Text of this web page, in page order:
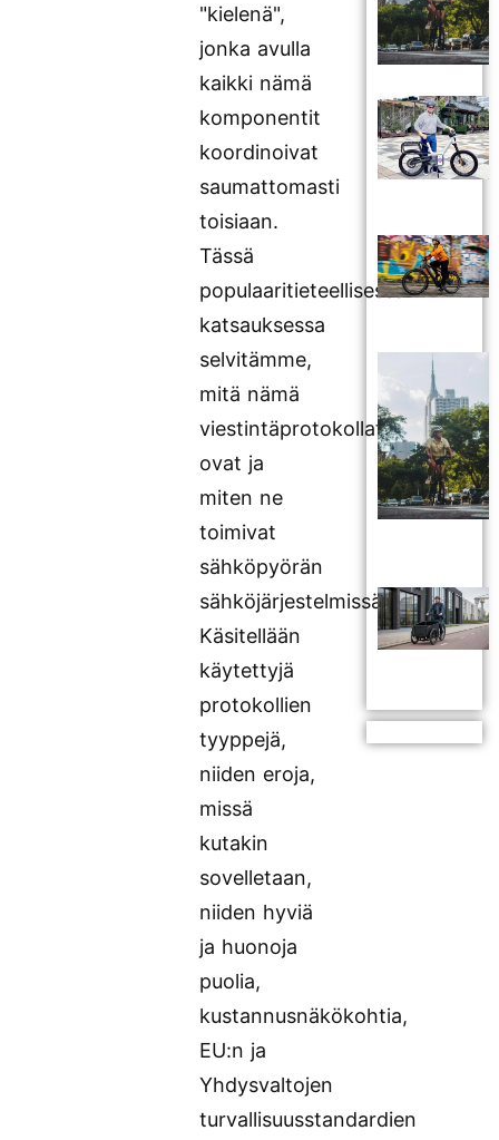
"kielenä",
jonka avulla
kaikki nämä
komponentit
koordinoivat
saumattomasti
toisiaan.
Tässä
populaaritieteellisessä
katsauksessa
selvitämme,
mitä nämä
viestintäprotokollat
ovat ja
miten ne
toimivat
sähköpyörän
sähköjärjestelmissä.
Käsitellään
käytettyjä
protokollien
tyyppejä,
niiden eroja,
missä
kutakin
sovelletaan,
niiden hyviä
ja huonoja
puolia,
kustannusnäkökohtia,
EU:n ja
Yhdysvaltojen
turvallisuusstandardien